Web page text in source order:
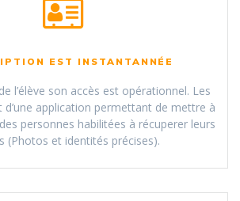
EST INSTANTANNÉE
l’élève son accès est opérationnel. Les
d’une application permettant de mettre à
personnes habilitées à récuperer leurs
(Photos et identités précises).